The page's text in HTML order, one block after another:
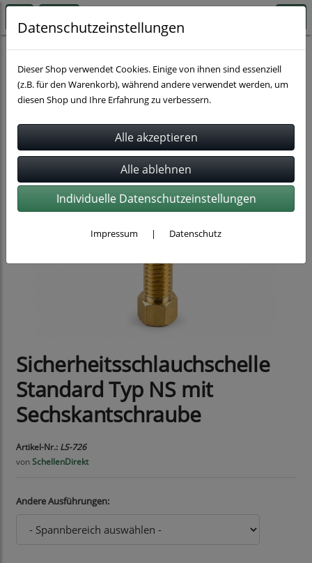
Schlauchbefestigung Schlauchschellen
Sicherheitsschlauchschelle
Standard Typ NS mit
Sechskantschraube
Artikel-Nr.: LS-726
vonSchellenDirekt
Andere Ausführungen:
Datenschutzeinstellungen
Dieser Shop verwendet Cookies. Einige von ihnen sind essenziell
(z.B. für den Warenkorb), während andere verwendet werden, um
diesen Shop und Ihre Erfahrung zu verbessern.
Individuelle Datenschutzeinstellungen
Impressum | Datenschutz